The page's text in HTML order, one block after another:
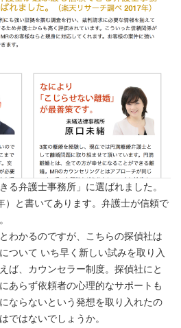
る弁護士事務所」に選ばれました。
）と書いてあります。弁護士が信頼で
わかるのですが、こちらの探偵社は
ついて いち早く新しい試みを取り入
ば、カウンセラー制度。探偵社にと
あらず依頼者の心理的なサポートも
ならないという発想を取り入れたの
ではないでしょうか。